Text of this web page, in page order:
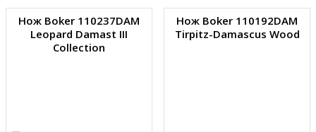
Нож Boker 110237DAM
Leopard Damast III
Collection
Нож Boker 110192DAM
Tirpitz-Damascus Wood